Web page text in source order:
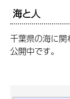
海と人
千葉県の海に
公開中です。